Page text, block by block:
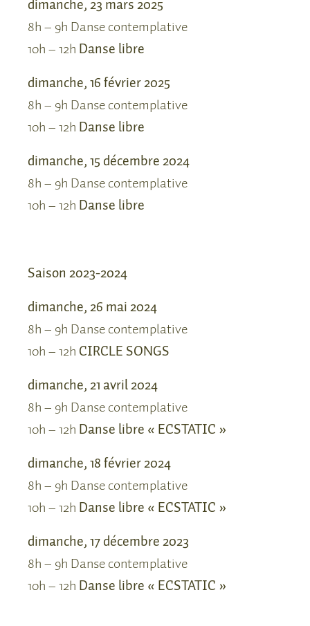
dimanche, 23 mars 2025
8h – 9h Danse contemplative
10h – 12h Danse libre
dimanche, 16 février 2025
8h – 9h Danse contemplative
10h – 12h Danse libre
dimanche, 15 décembre 2024
8h – 9h Danse contemplative
10h – 12h Danse libre
Saison 2023-2024
dimanche, 26 mai 2024
8h – 9h Danse contemplative
10h – 12h CIRCLE SONGS
dimanche, 21 avril 2024
8h – 9h Danse contemplative
10h – 12h Danse libre « ECSTATIC »
dimanche, 18 février 2024
8h – 9h Danse contemplative
10h – 12h Danse libre « ECSTATIC »
dimanche, 17 décembre 2023
8h – 9h Danse contemplative
10h – 12h Danse libre « ECSTATIC »